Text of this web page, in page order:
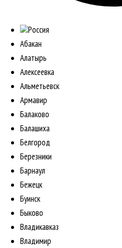
Россия
Абакан
Алатырь
Алексеевка
Альметьевск
Армавир
Балаково
Балашиха
Белгород
Березники
Барнаул
Бежецк
Буинск
Быково
Владикавказ
Владимир